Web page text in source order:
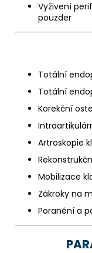
Vyživení
pouzder
Totální
Totální
Korekční
Artroskopie
Mobilizace
Zákroky na
Poranění a